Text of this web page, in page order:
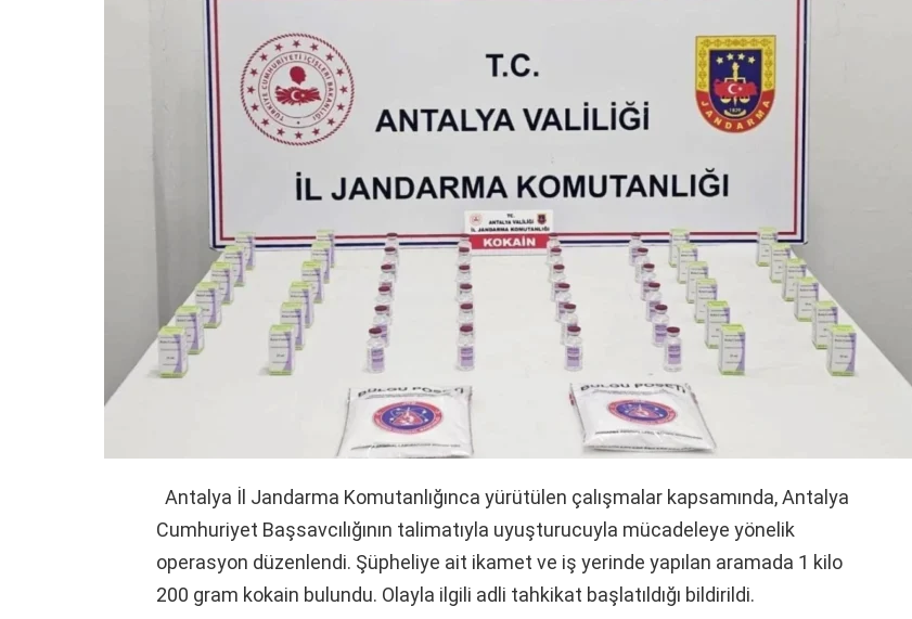
Antalya İl Jandarma Komutanlığınca yürütülen çalışmalar kapsamında, Antalya
Cumhuriyet Başsavcılığının talimatıyla uyuşturucuyla mücadeleye yönelik
operasyon düzenlendi. Şüpheliye ait ikamet ve iş yerinde yapılan aramada 1 kilo
200 gram kokain bulundu. Olayla ilgili adli tahkikat başlatıldığı bildirildi.